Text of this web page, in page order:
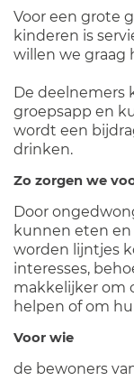
Voor een grote
kinderen is
willen we graag
De deelnemers
groepsapp en
wordt een
drinken.
Zo zorgen we
Door
kunnen eten en
worden lijntjes
interesses,
makkelijker om
helpen of om
Voor wie
de bewoners